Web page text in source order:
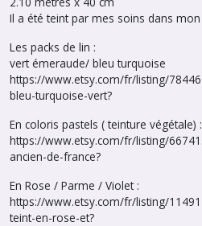
Il a été teint par mes soins dans mon
Les packs de lin :
vert émeraude/ bleu turquoise
https://www.etsy.com/fr/listing/
bleu-turquoise-vert?
En coloris pastels ( teinture végétale) :
https://www.etsy.com/fr/listing/
ancien-de-france?
En Rose / Parme / Violet :
https://www.etsy.com/fr/listing/
teint-en-rose-et?